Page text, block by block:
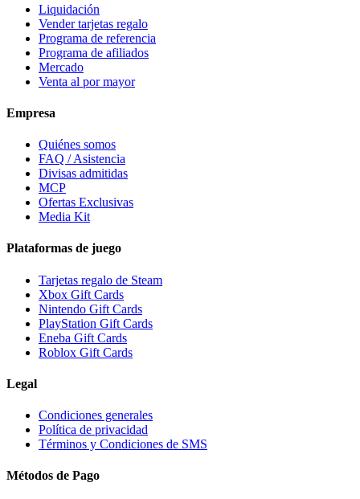
Liquidación
Vender tarjetas regalo
Programa de referencia
Programa de afiliados
Mercado
Venta al por mayor
Empresa
Quiénes somos
FAQ / Asistencia
Divisas admitidas
MCP
Ofertas Exclusivas
Media Kit
Plataformas de juego
Tarjetas regalo de Steam
Xbox Gift Cards
Nintendo Gift Cards
PlayStation Gift Cards
Eneba Gift Cards
Roblox Gift Cards
Legal
Condiciones generales
Política de privacidad
Términos y Condiciones de SMS
Métodos de Pago